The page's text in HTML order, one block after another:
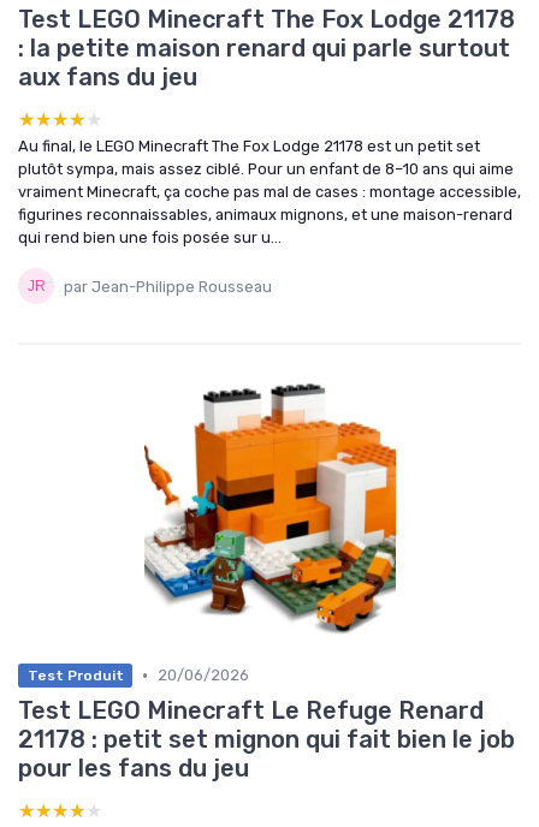
Test LEGO Minecraft The Fox Lodge 21178
: la petite maison renard qui parle surtout
aux fans du jeu
★★★★★
★★★★★
Au final, le LEGO Minecraft The Fox Lodge 21178 est un petit set
plutôt sympa, mais assez ciblé. Pour un enfant de 8–10 ans qui aime
vraiment Minecraft, ça coche pas mal de cases : montage accessible,
figurines reconnaissables, animaux mignons, et une maison-renard
qui rend bien une fois posée sur u...
par Jean-Philippe Rousseau
Test Produit • 20/06/2026
Test LEGO Minecraft Le Refuge Renard
21178 : petit set mignon qui fait bien le job
pour les fans du jeu
★★★★★
★★★★★